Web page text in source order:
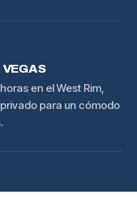
VEGAS
en el West Rim,
para un cómodo